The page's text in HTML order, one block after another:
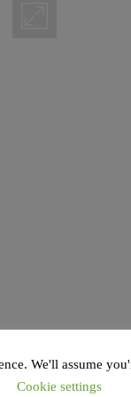
We'll assume
Cookie settings